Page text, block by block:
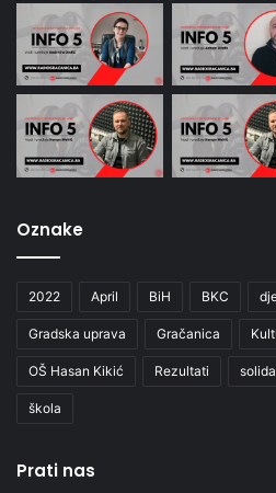
Oznake
2022 April BiH BKC
Gradska uprava Gračanica
OŠ Hasan Kikić Rezultati
škola
Prati nas